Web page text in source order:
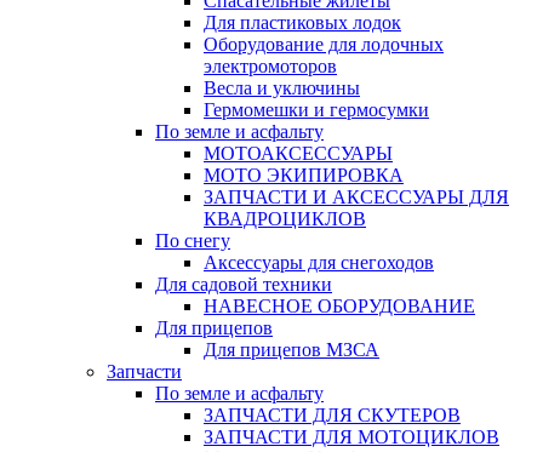
Для пластиковых лодок
Оборудование для лодочных
электромоторов
Весла и уключины
Гермомешки и гермосумки
По земле и асфальту
МОТОАКСЕССУАРЫ
МОТО ЭКИПИРОВКА
ЗАПЧАСТИ И АКСЕССУАРЫ ДЛЯ
КВАДРОЦИКЛОВ
По снегу
Аксессуары для снегоходов
Для садовой техники
НАВЕСНОЕ ОБОРУДОВАНИЕ
Для прицепов
Для прицепов МЗСА
Запчасти
По земле и асфальту
ЗАПЧАСТИ ДЛЯ СКУТЕРОВ
ЗАПЧАСТИ ДЛЯ МОТОЦИКЛОВ